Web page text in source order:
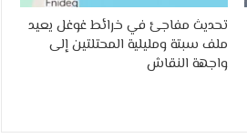
تحديث مفاجئ في خرائط غوغل يعيد
ملف سبتة ومليلية المحتلتين إلى
واجهة النقاش